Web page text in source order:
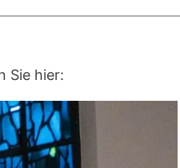
Sie hier: